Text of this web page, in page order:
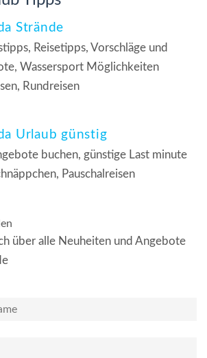
Strände
Reisetipps, Vorschläge und
Wassersport Möglichkeiten
Rundreisen
Urlaub günstig
buchen, günstige Last minute
Pauschalreisen
über alle Neuheiten und Angebote